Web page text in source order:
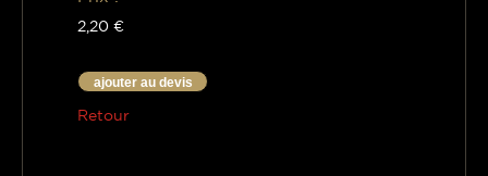
2,20 €
ajouter au devis
Retour